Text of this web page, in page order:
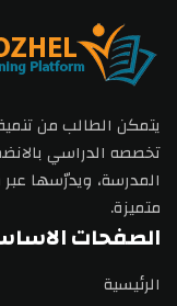
يتمكن الطالب من
تخصصه الدراسي
المدرسة، ويدرّسها
متميزة.
الصفحات
الرئيسية